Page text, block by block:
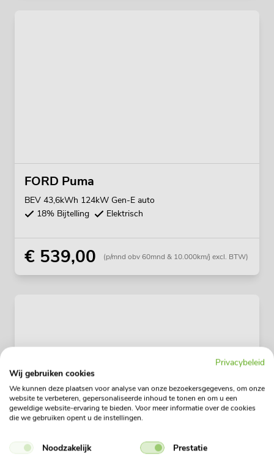
FORD Puma
BEV 43,6kWh 124kW Gen-E auto
18% Bijtelling
Elektrisch
€ 539,00 (p/mnd obv 60mnd & 10.000km/j excl. BTW)
Privacybeleid
Wij gebruiken cookies
We kunnen deze plaatsen voor analyse van onze bezoekersgegevens, om onze
website te verbeteren, gepersonaliseerde inhoud te tonen en om u een
geweldige website-ervaring te bieden. Voor meer informatie over de cookies
die we gebruiken opent u de instellingen.
Noodzakelijk Prestatie